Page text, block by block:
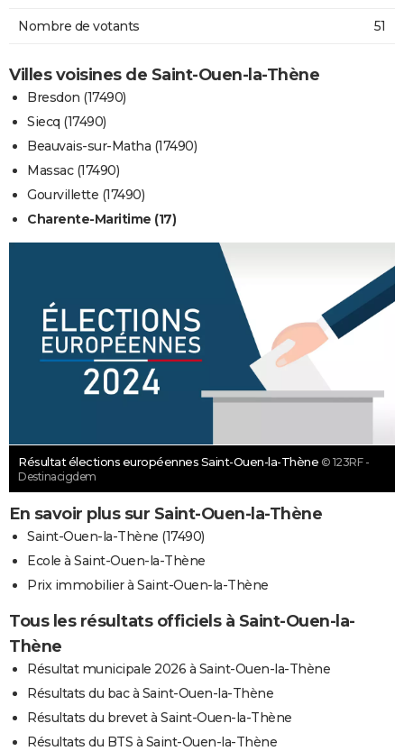
Nombre de votants 51
Villes voisines de Saint-Ouen-la-Thène
Bresdon (17490)
Siecq (17490)
Beauvais-sur-Matha (17490)
Massac (17490)
Gourvillette (17490)
Charente-Maritime (17)
Résultat élections européennes Saint-Ouen-la-Thène © 123RF -
Destinacigdem
En savoir plus sur Saint-Ouen-la-Thène
Saint-Ouen-la-Thène (17490)
Ecole à Saint-Ouen-la-Thène
Prix immobilier à Saint-Ouen-la-Thène
Tous les résultats officiels à Saint-Ouen-la-
Thène
Résultat municipale 2026 à Saint-Ouen-la-Thène
Résultats du bac à Saint-Ouen-la-Thène
Résultats du brevet à Saint-Ouen-la-Thène
Résultats du BTS à Saint-Ouen-la-Thène